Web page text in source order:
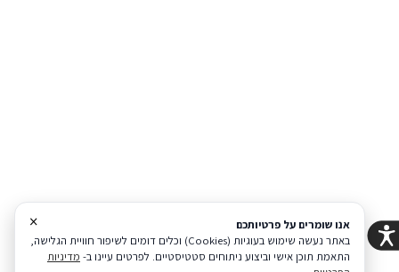
מדיניות פרטיות הצהרת נגישות Coi בניית אתרים
הודעה לבעלי האתר
×
אנו שומרים על פרטיותכם
באתר נעשה שימוש בעוגיות (Cookies) וכלים דומים לשיפור חוויית הגלישה,
התאמת תוכן אישי וביצוע ניתוחים סטטיסטיים. לפרטים עיינו ב- מדיניות